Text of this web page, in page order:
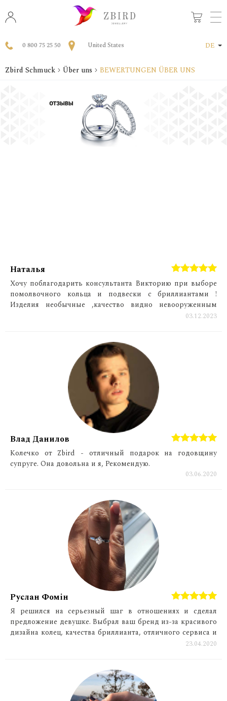
0 800 75 25 50 United States DE
Zbird Schmuck Über uns BEWERTUNGEN ÜBER UNS
Наталья
Хочу поблагодарить консультанта Викторию при выборе
помолвочного кольца и подвески с бриллиантами !
Изделия необычные ,качество видно невооруженным
03.12.2023
Влад Данилов
Колечко от Zbird - отличный подарок на годовщину
супруге. Она довольна и я, Рекомендую.
03.06.2020
Руслан Фомін
Я решился на серьезный шаг в отношениях и сделал
предложение девушке. Выбрал ваш бренд из-за красивого
дизайна колец, качества бриллианта, отличного сервиса и
23.04.2020